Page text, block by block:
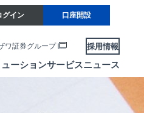
グイン 口座開設
ワ証券グループ 採用情報
ューションサービスニュース